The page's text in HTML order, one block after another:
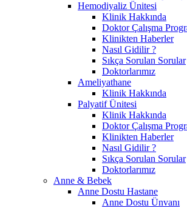
Hemodiyaliz Ünitesi
Klinik Hakkında
Doktor Çalışma
Klinikten Haberler
Nasıl Gidilir ?
Sıkça Sorulan Sorular
Doktorlarımız
Ameliyathane
Klinik Hakkında
Palyatif Ünitesi
Klinik Hakkında
Doktor Çalışma
Klinikten Haberler
Nasıl Gidilir ?
Sıkça Sorulan Sorular
Doktorlarımız
Anne & Bebek
Anne Dostu Hastane
Anne Dostu Ünvanı